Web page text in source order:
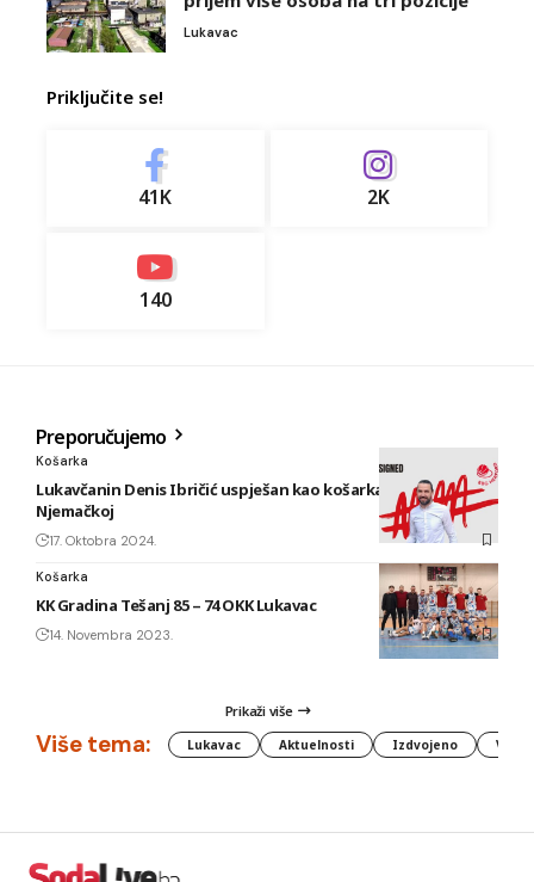
Lukavac
Priključite se!
41K 2K
140
Preporučujemo
Košarka
Lukavčanin Denis Ibričić uspješan kao košarkaški trener u
Njemačkoj
17. Oktobra 2024.
Košarka
KK Gradina Tešanj 85 – 74 OKK Lukavac
14. Novembra 2023.
Prikaži više
Više tema: Lukavac Aktuelnosti Izdvojeno